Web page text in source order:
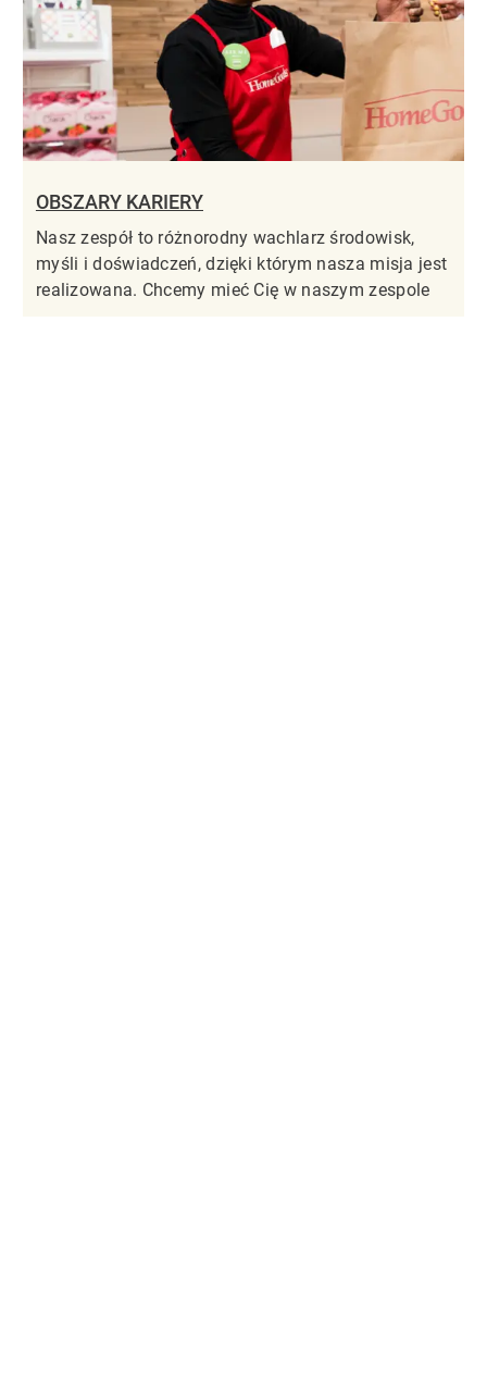
OBSZARY KARIERY
Nasz zespół to różnorodny wachlarz środowisk,
myśli i doświadczeń, dzięki którym nasza misja jest
realizowana. Chcemy mieć Cię w naszym zespole